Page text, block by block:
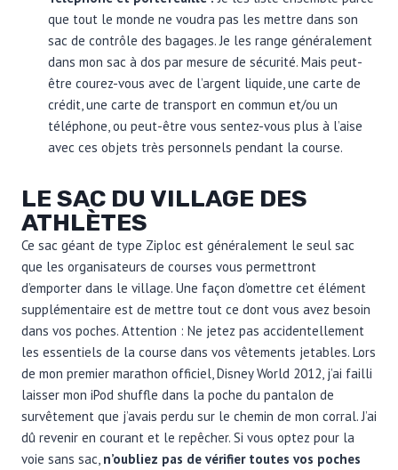
que tout le monde ne voudra pas les mettre dans son
sac de contrôle des bagages. Je les range généralement
dans mon sac à dos par mesure de sécurité. Mais peut-
être courez-vous avec de l’argent liquide, une carte de
crédit, une carte de transport en commun et/ou un
téléphone, ou peut-être vous sentez-vous plus à l’aise
avec ces objets très personnels pendant la course.
LE SAC DU VILLAGE DES
ATHLÈTES
Ce sac géant de type Ziploc est généralement le seul sac
que les organisateurs de courses vous permettront
d’emporter dans le village. Une façon d’omettre cet élément
supplémentaire est de mettre tout ce dont vous avez besoin
dans vos poches. Attention : Ne jetez pas accidentellement
les essentiels de la course dans vos vêtements jetables. Lors
de mon premier marathon officiel, Disney World 2012, j’ai failli
laisser mon iPod shuffle dans la poche du pantalon de
survêtement que j’avais perdu sur le chemin de mon corral. J’ai
dû revenir en courant et le repêcher. Si vous optez pour la
voie sans sac, n’oubliez pas de vérifier toutes vos poches